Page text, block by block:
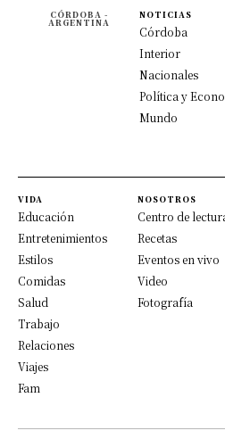
CÓRDOBA -
ARGENTINA
NOTICIAS
Córdoba
Interior
Nacionales
Política y
Mundo
VIDA
Educación
Entretenimientos
Estilos
Comidas
Salud
Trabajo
Relaciones
Viajes
Fam
NOSOTROS
Centro de
Recetas
Eventos en vivo
Video
Fotografía